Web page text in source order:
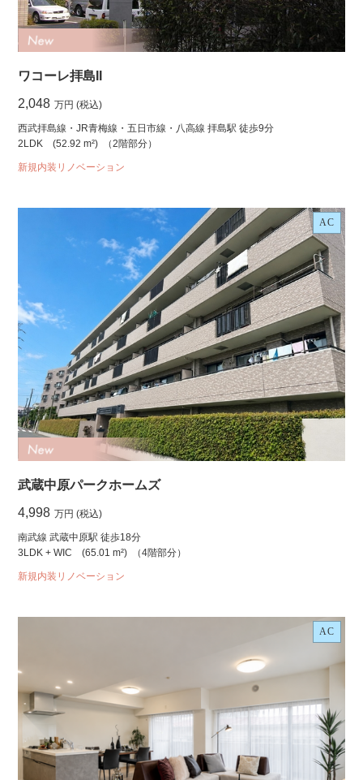
ワコーレ拝島II
2,048 万円 (税込)
西武拝島線・JR青梅線・五日市線・八高線 拝島駅 徒歩9分
2LDK
(52.92 m²) （2階部分）
新規内装リノベーション
AC
武蔵中原パークホームズ
4,998 万円 (税込)
南武線 武蔵中原駅 徒歩18分
3LDK + WIC
(65.01 m²) （4階部分）
新規内装リノベーション
AC